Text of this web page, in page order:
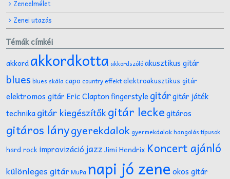
Zeneelmélet
Zenei utazás
Témák címkéi
akkordakkordkotta akkordszólóakusztikus gitár
blues blues skálacapo country effektelektroakusztikus gitár
elektromos gitár Eric Claptonfingerstyle gitárgitár játék
technikagitár kiegészítőkgitár leckegitáros
gitáros lánygyerekdalokgyermekdalokhangolás típusok
hard rock improvizáció jazzJimi Hendrix Koncert ajánló
különleges gitár MuPa napi jó zene okos gitár